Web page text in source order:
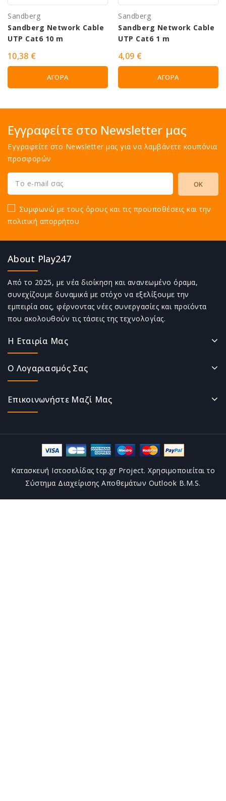
Sandberg
Sandberg Network Cable
UTP Cat6 10 m
10,38 €
ΑΓΟΡΆ
Sandberg
Sandberg Network Cable
UTP Cat6 1 m
4,09 €
ΑΓΟΡΆ
Εγγραφείτε στο Newsletter μας
Εγγραφείτε στο Newsletter μας για να λαμβάνετε κουπόνια
προσφορών
Συμφωνώ με τους όρους και τις προϋποθέσεις και την
πολιτική απορρήτου
About Play247
Από το 2025, με νέα διοίκηση και ανανεωμένο όραμα,
συνεχίζουμε δυναμικά με στόχο να εξελίξουμε την
εμπειρία σας, φέρνοντας νέες συνεργασίες και προϊόντα
που ακολουθούν τις τάσεις της τεχνολογίας.
Η Εταιρία Μας
Ο Λογαριασμός Σας
Επικοινωνήστε Μαζί Μας
Κατασκευή Ιστοσελίδας tcp.gr Project. Χρησιμοποιείται το
Σύστημα Διαχείρισης Αποθεμάτων Outlook B.M.S.